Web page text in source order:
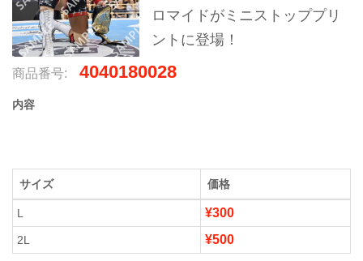
ロマイドがミニストッププリ
ントに登場！
商品番号: 4040180028
内容
サイズ 価格
L ¥300
2L ¥500